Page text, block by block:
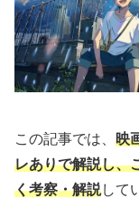
この記事では、 映
レありで解説し、
く考察・解説して